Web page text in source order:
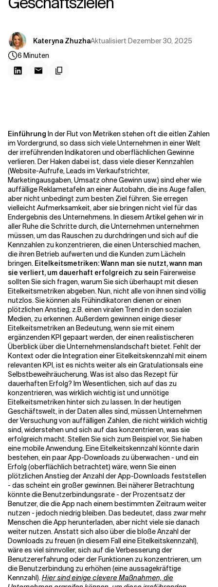
Verwandte Themen
Kateryna ZhuzhaAktualisiert Dezember 30, 2025
6 Minuten
Einführung In der Flut von Metriken stehen oft die eitlen Zahlen
im Vordergrund, so dass sich viele Unternehmen in einer Welt
der irreführenden Indikatoren und oberflächlichen Gewinne
verlieren. Der Haken dabei ist, dass vieledieser Kennzahlen
(Website-Aufrufe, Leads im Verkaufstrichter,
Marketingausgaben, Umsatz ohne Gewinn usw.) sind eher wie
auffällige Reklametafeln an einer Autobahn, die ins Auge fallen,
aber nicht unbedingt zum besten Ziel führen. Sie erregen
vielleicht Aufmerksamkeit, aber sie bringen nicht viel für das
Endergebnis des Unternehmens.In diesem Artikel gehen wir in
aller Ruhe die Schritte durch, die Unternehmen unternehmen
müssen, um das Rauschen zu durchdringen und sich auf die
Kennzahlen zu konzentrieren, die einen Unterschied machen,
die ihren Betrieb aufwerten und die Kunden zum Lächeln
bringen. Eitelkeitsmetriken: Wann man sie nutzt, wann man
sie verliert, um dauerhaft erfolgreich zu sein Fairerweise
sollten Sie sich fragen, warum Sie sich überhaupt mit diesen
Eitelkeitsmetriken abgeben. Nun, nicht alle von ihnen sind völlig
nutzlos. Sie können als Frühindikatoren dienen or einen
plötzlichen Anstieg, z.B. einen viralen Trend in den sozialen
Medien, zu erkennen. Außerdem gewinnen einige dieser
Eitelkeitsmetriken an Bedeutung, wenn sie mit einem
ergänzenden KPI gepaart werden, der einen realistischeren
Überblick über die Unternehmenslandschaft bietet.Fehlt der
Kontext oder die Integration einer Eitelkeitskennzahl mit einem
relevanten KPI,ist es nichts weiter als ein Gratulationsals eine
Selbstbeweihräucherung.Was ist also das Rezept für
dauerhaften Erfolg? Im Wesentlichen, sich auf das zu
konzentrieren, was wirklich wichtig ist und unnötige
Eitelkeitsmetriken hinter sich zu lassen. In der heutigen
Geschäftswelt, in der Daten alles sind, müssen Unternehmen
der Versuchung von auffälligen Zahlen, die nicht wirklich wichtig
sind, widerstehen und sich auf das konzentrieren, was sie
erfolgreich macht.Stellen Sie sich zum Beispiel vor, Sie haben
eine mobile Anwendung. Eine Eitelkeitskennzahl könnte darin
bestehen, ein paar App-Downloads zu überwachen - und ein
Erfolg (oberflächlich betrachtet) wäre, wenn Sie einen
plötzlichen Anstieg der Anzahl der App-Downloads feststellen
- das scheint ein großergewinnen. Bei näherer Betrachtung
könnte die Benutzerbindungsrate - der Prozentsatz der
Benutzer, die die App nach einem bestimmten Zeitraum weiter
nutzen - jedoch niedrig bleiben. Das bedeutet, dass zwar mehr
Menschen die App herunterladen, aber nicht viele sie danach
weiter nutzen. Anstatt sich also über die bloße Anzahl der
Downloads zu freuen (in diesem Fall eine Eitelkeitskennzahl),
wäre es viel sinnvoller, sich auf die Verbesserung der
Benutzererfahrung oder der Funktionen zu konzentrieren, um
die Benutzerbindung zu erhöhen (eine aussagekräftige
Kennzahl).Hier sind einige clevere Maßnahmen, die